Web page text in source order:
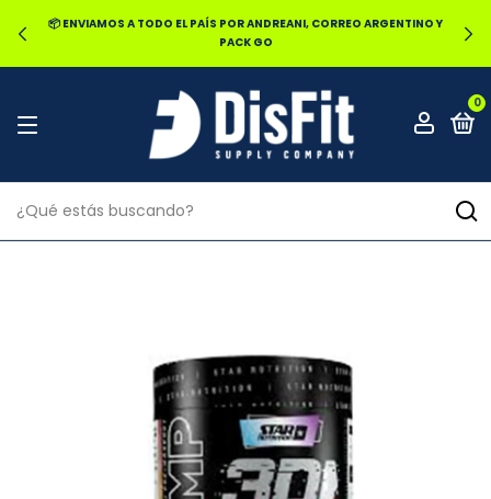
Y
🔥20% OFF POR TRANSFERENCIA | 25% OFF EN
0